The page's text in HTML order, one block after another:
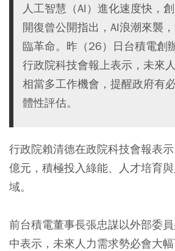
人工智慧（AI）進化速度快，
開復曾公開指出，AI浪潮來襲
臨革命。昨（26）日台積電創
行政院科技會報上表示，未來
相當多工作機會，提醒政府有
體性評估。
行政院賴清德在政院科技會報表
億元，積極投入綠能、人才培育
域。
前台積電董事長張忠謀以外部委
中表示，未來人力需求勢必會大